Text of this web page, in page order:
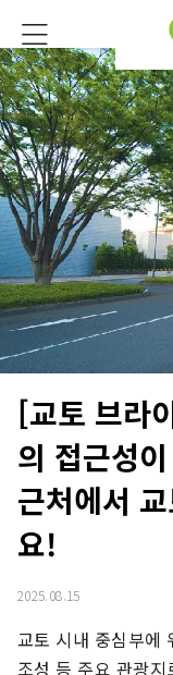
[교토 브라
의 접근성
근처에서
요!
2025.08.15
교토 시내 중심부에
조성 등 주요 관광